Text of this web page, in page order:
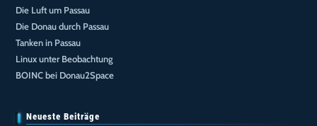
Die Luft um Passau
Die Donau durch Passau
Tanken in Passau
Linux unter Beobachtung
BOINC bei Donau2Space
Neueste Beiträge